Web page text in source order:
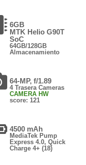
6GB
MTK Helio G90T
SoC
64GB/128GB
Almacenamiento
64-MP, f/1.89
4 Trasera Cameras
CAMERA HW
score: 121
4500 mAh
MediaTek Pump
Express 4.0, Quick
Charge 4+ (18)